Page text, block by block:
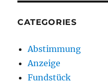
CATEGORIES
Abstimmung
Anzeige
Fundstück